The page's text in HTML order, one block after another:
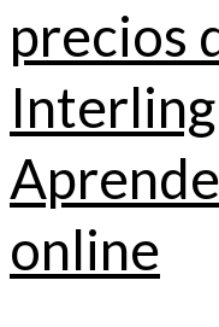
precios
online